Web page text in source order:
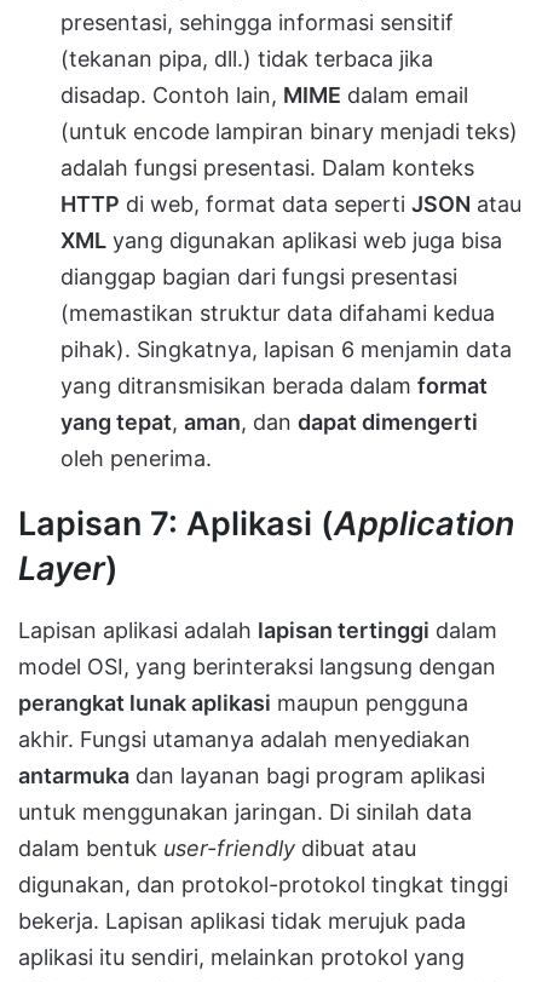
presentasi, sehingga informasi sensitif
(tekanan pipa, dll.) tidak terbaca jika
disadap. Contoh lain, MIME dalam email
(untuk encode lampiran binary menjadi teks)
adalah fungsi presentasi. Dalam konteks
HTTP di web, format data seperti JSON atau
XML yang digunakan aplikasi web juga bisa
dianggap bagian dari fungsi presentasi
(memastikan struktur data difahami kedua
pihak). Singkatnya, lapisan 6 menjamin data
yang ditransmisikan berada dalam format
yang tepat, aman, dan dapat dimengerti
oleh penerima.
Lapisan 7: Aplikasi (Application
Layer)
Lapisan aplikasi adalah lapisan tertinggi dalam
model OSI, yang berinteraksi langsung dengan
perangkat lunak aplikasi maupun pengguna
akhir. Fungsi utamanya adalah menyediakan
antarmuka dan layanan bagi program aplikasi
untuk menggunakan jaringan. Di sinilah data
dalam bentuk user-friendly dibuat atau
digunakan, dan protokol-protokol tingkat tinggi
bekerja. Lapisan aplikasi tidak merujuk pada
aplikasi itu sendiri, melainkan protokol yang